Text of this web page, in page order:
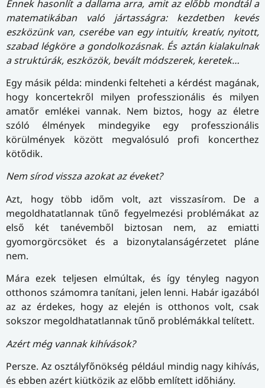
Ennek hasonlít a dallama arra, amit az előbb mondtál a
matematikában való jártasságra: kezdetben kevés
eszközünk van, cserébe van egy intuitív, kreatív, nyitott,
szabad légköre a gondolkozásnak. És aztán kialakulnak
a struktúrák, eszközök, bevált módszerek, keretek…
Egy másik példa: mindenki felteheti a kérdést magának,
hogy koncertekről milyen professzionális és milyen
amatőr emlékei vannak. Nem biztos, hogy az életre
szóló élmények mindegyike egy professzionális
körülmények között megvalósuló profi koncerthez
kötődik.
Nem sírod vissza azokat az éveket?
Azt, hogy több időm volt, azt visszasírom. De a
megoldhatatlannak tűnő fegyelmezési problémákat az
első két tanévemből biztosan nem, az emiatti
gyomorgörcsöket és a bizonytalanságérzetet pláne
nem.
Mára ezek teljesen elmúltak, és így tényleg nagyon
otthonos számomra tanítani, jelen lenni. Habár igazából
az az érdekes, hogy az elején is otthonos volt, csak
sokszor megoldhatatlannak tűnő problémákkal telített.
Azért még vannak kihívások?
Persze. Az osztályfőnökség például mindig nagy kihívás,
és ebben azért kiütközik az előbb említett időhiány.